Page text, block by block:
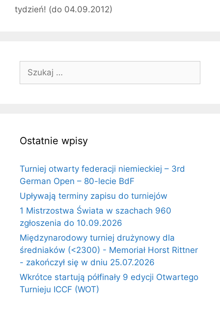
tydzień! (do 04.09.2012)
Szukaj:
Ostatnie wpisy
Turniej otwarty federacji niemieckiej – 3rd
German Open – 80-lecie BdF
Upływają terminy zapisu do turniejów
1 Mistrzostwa Świata w szachach 960
zgłoszenia do 10.09.2026
Międzynarodowy turniej drużynowy dla
średniaków (<2300) - Memoriał Horst Rittner
- zakończył się w dniu 25.07.2026
Wkrótce startują półfinały 9 edycji Otwartego
Turnieju ICCF (WOT)